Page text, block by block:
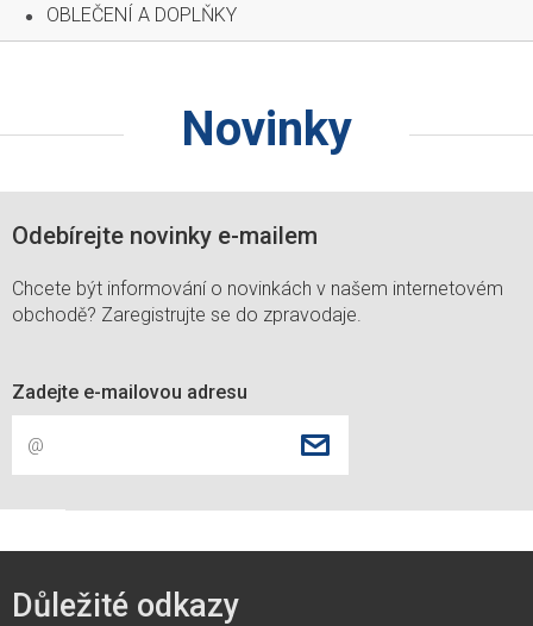
OBLEČENÍ A DOPLŇKY
Novinky
Odebírejte novinky e-mailem
Chcete být informování o novinkách v našem internetovém
obchodě? Zaregistrujte se do zpravodaje.
Zadejte e-mailovou adresu
Důležité odkazy